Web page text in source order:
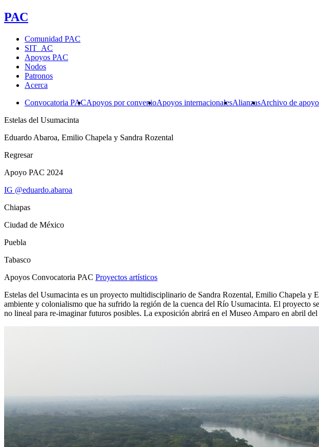
PAC
Comunidad PAC
SIT_AC
Apoyos PAC
Nodos
Patronos
Acerca
Convocatoria PACApoyos por convenioApoyos internacionalesAlianzasArchivo de
Estelas del Usumacinta
Eduardo Abaroa, Emilio Chapela y Sandra Rozental
Regresar
Apoyo PAC 2024
IG @eduardo.abaroa
Chiapas
Ciudad de México
Puebla
Tabasco
Apoyos Convocatoria PAC Proyectos artísticos
Estelas del Usumacinta es un proyecto multidisciplinario de Sandra Rozental, Emilio Chapela
ambiente y colonialismo que ha sufrido la región de la cuenca del Río Usumacinta. El proyecto
no lineal para re-imaginar futuros posibles. La exposición abrirá en el Museo Amparo en abril del